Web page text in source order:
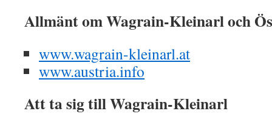
Allmänt om Wagrain-Kleinarl och
www.wagrain-kleinarl.at
www.austria.info
Att ta sig till Wagrain-Kleinarl